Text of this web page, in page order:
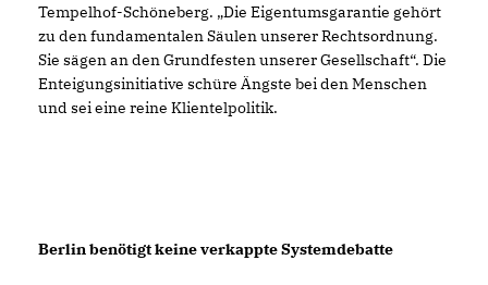
Tempelhof-Schöneberg. „Die Eigentumsgarantie gehört
zu den fundamentalen Säulen unserer Rechtsordnung.
Sie sägen an den Grundfesten unserer Gesellschaft“. Die
Enteigungsinitiative schüre Ängste bei den Menschen
und sei eine reine Klientelpolitik.
Berlin benötigt keine verkappte Systemdebatte